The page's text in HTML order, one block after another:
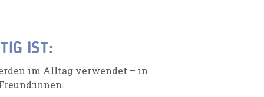
IST:
im Alltag verwendet – in